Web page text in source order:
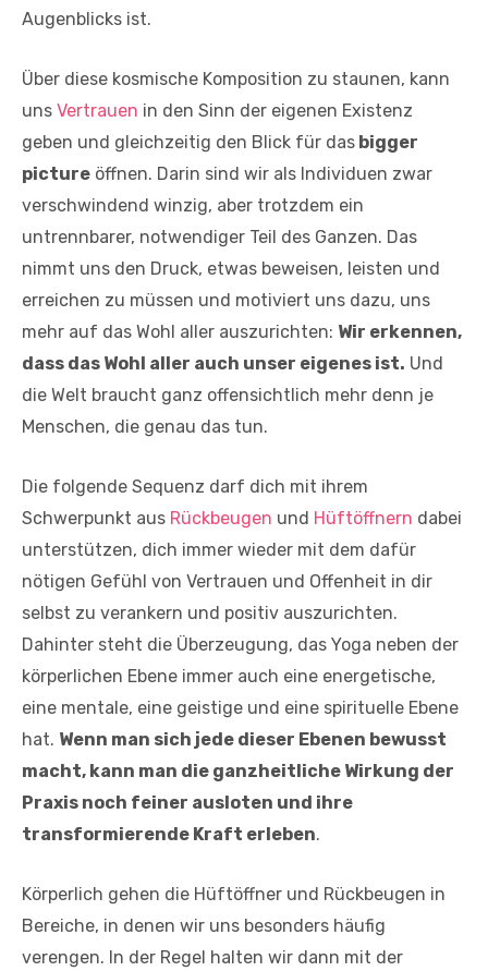
Augenblicks ist.
Über diese kosmische Komposition zu staunen, kann
uns Vertrauen in den Sinn der eigenen Existenz
geben und gleichzeitig den Blick für das bigger
picture öffnen. Darin sind wir als Individuen zwar
verschwindend winzig, aber trotzdem ein
untrennbarer, notwendiger Teil des Ganzen. Das
nimmt uns den Druck, etwas beweisen, leisten und
erreichen zu müssen und motiviert uns dazu, uns
mehr auf das Wohl aller auszurichten: Wir erkennen,
dass das Wohl aller auch unser eigenes ist. Und
die Welt braucht ganz offensichtlich mehr denn je
Menschen, die genau das tun.
Die folgende Sequenz darf dich mit ihrem
Schwerpunkt aus Rückbeugen und Hüftöffnern dabei
unterstützen, dich immer wieder mit dem dafür
nötigen Gefühl von Vertrauen und Offenheit in dir
selbst zu verankern und positiv auszurichten.
Dahinter steht die Überzeugung, das Yoga neben der
körperlichen Ebene immer auch eine energetische,
eine mentale, eine geistige und eine spirituelle Ebene
hat. Wenn man sich jede dieser Ebenen bewusst
macht, kann man die ganzheitliche Wirkung der
Praxis noch feiner ausloten und ihre
transformierende Kraft erleben.
Körperlich gehen die Hüftöffner und Rückbeugen in
Bereiche, in denen wir uns besonders häufig
verengen. In der Regel halten wir dann mit der